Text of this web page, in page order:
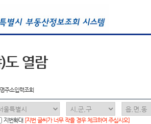
도 열람
주소입력조회
지번확대 [지번 글씨가 너무 작을 경우 체크하여 주십시오]